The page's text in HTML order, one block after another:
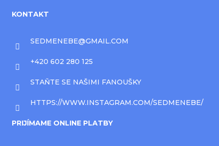
KONTAKT
SEDMENEBE@GMAIL.COM
+420 602 280 125
STAŇTE SE NAŠIMI FANOUŠKY
HTTPS://WWW.INSTAGRAM.COM/SEDMENEBE/
PRIJÍMAME ONLINE PLATBY